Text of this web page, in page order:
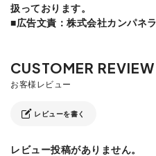
扱っております。
■広告文責：株式会社カンパネラ
レビューを書く
レビュー投稿がありません。